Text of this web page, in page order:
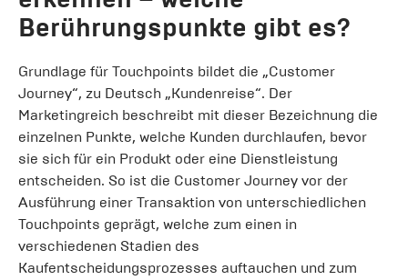
Berührungspunkte gibt es?
Grundlage für Touchpoints bildet die „Customer
Journey“, zu Deutsch „Kundenreise“. Der
Marketingreich beschreibt mit dieser Bezeichnung die
einzelnen Punkte, welche Kunden durchlaufen, bevor
sie sich für ein Produkt oder eine Dienstleistung
entscheiden. So ist die Customer Journey vor der
Ausführung einer Transaktion von unterschiedlichen
Touchpoints geprägt, welche zum einen in
verschiedenen Stadien des
Kaufentscheidungsprozesses auftauchen und zum